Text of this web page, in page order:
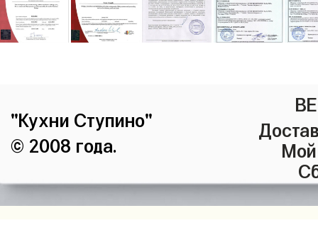
"Кухни Ступино"
© 2008 года.